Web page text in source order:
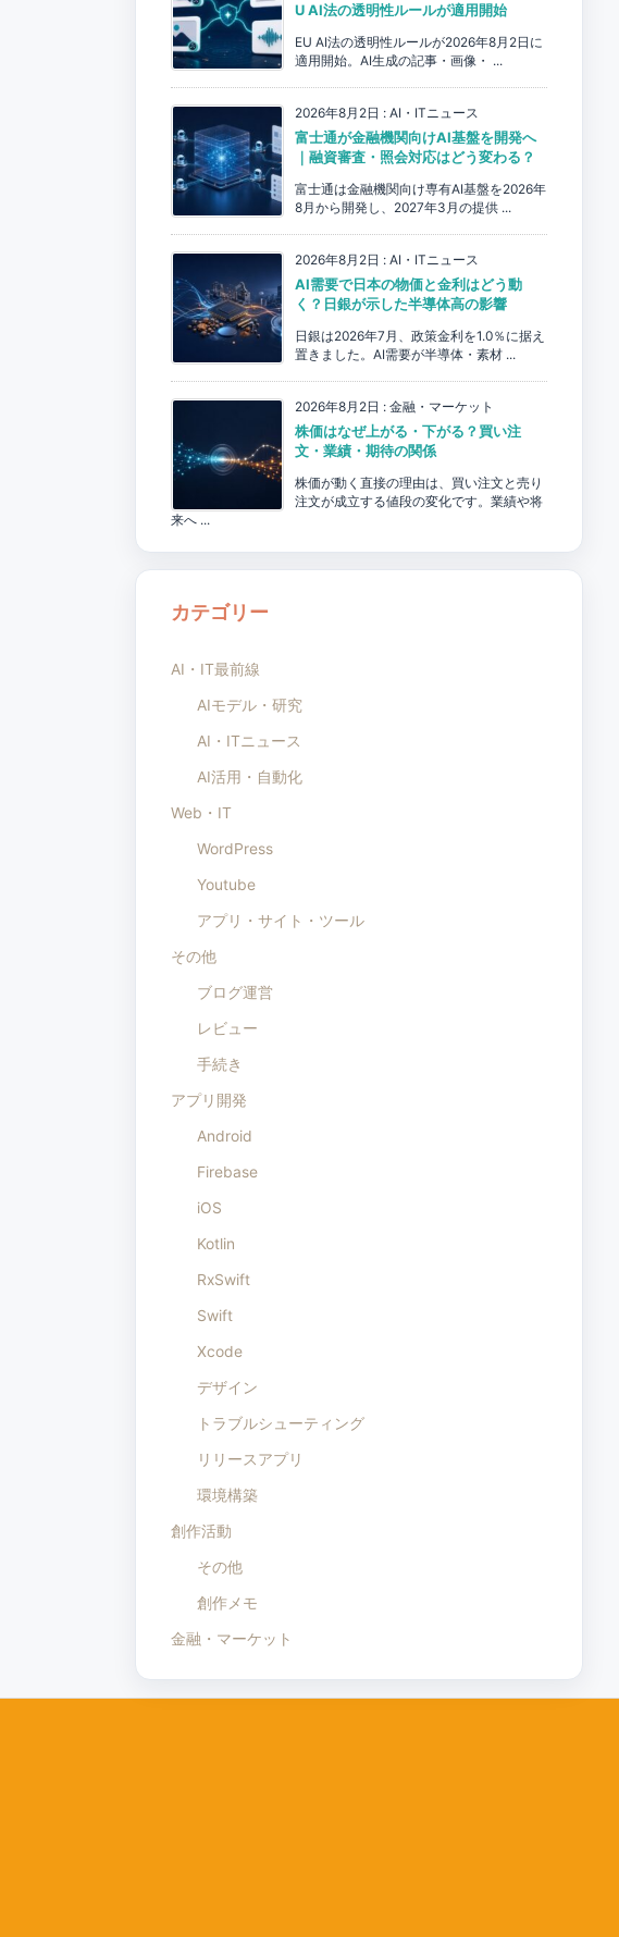
U AI法の透明性ルールが適用開始
EU AI法の透明性ルールが2026年8月2日に
適用開始。AI生成の記事・画像・ ...
2026年8月2日 : AI・ITニュース
富士通が金融機関向けAI基盤を開発へ
｜融資審査・照会対応はどう変わる？
富士通は金融機関向け専有AI基盤を2026年
8月から開発し、2027年3月の提供 ...
2026年8月2日 : AI・ITニュース
AI需要で日本の物価と金利はどう動
く？日銀が示した半導体高の影響
日銀は2026年7月、政策金利を1.0％に据え
置きました。AI需要が半導体・素材 ...
2026年8月2日 : 金融・マーケット
株価はなぜ上がる・下がる？買い注
文・業績・期待の関係
株価が動く直接の理由は、買い注文と売り
注文が成立する値段の変化です。業績や将
来へ ...
カテゴリー
AI・IT最前線
AIモデル・研究
AI・ITニュース
AI活用・自動化
Web・IT
WordPress
Youtube
アプリ・サイト・ツール
その他
ブログ運営
レビュー
手続き
アプリ開発
Android
Firebase
iOS
Kotlin
RxSwift
Swift
Xcode
デザイン
トラブルシューティング
リリースアプリ
環境構築
創作活動
その他
創作メモ
金融・マーケット